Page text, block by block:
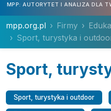
MPP: AUTORYTET I ANALIZA DLA
mpp.org.pl Firmy
Sport, turystyka i
Sport,
Sport, turystyka i outdoor